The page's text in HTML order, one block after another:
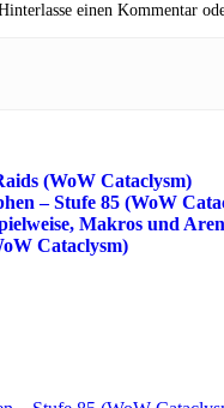
einen Kommentar
(WoW Cataclysm)
– Stufe 85 (WoW
Makros und
Cataclysm)